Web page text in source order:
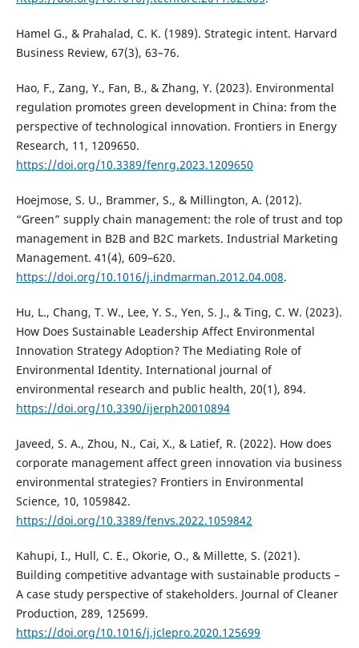
Hamel G., & Prahalad, C. K. (1989). Strategic intent. Harvard
Business Review, 67(3), 63–76.
Hao, F., Zang, Y., Fan, B., & Zhang, Y. (2023). Environmental
regulation promotes green development in China: from the
perspective of technological innovation. Frontiers in Energy
Research, 11, 1209650.
https://doi.org/10.3389/fenrg.2023.1209650
Hoejmose, S. U., Brammer, S., & Millington, A. (2012).
“Green” supply chain management: the role of trust and top
management in B2B and B2C markets. Industrial Marketing
Management. 41(4), 609–620.
https://doi.org/10.1016/j.indmarman.2012.04.008.
Hu, L., Chang, T. W., Lee, Y. S., Yen, S. J., & Ting, C. W. (2023).
How Does Sustainable Leadership Affect Environmental
Innovation Strategy Adoption? The Mediating Role of
Environmental Identity. International journal of
environmental research and public health, 20(1), 894.
https://doi.org/10.3390/ijerph20010894
Javeed, S. A., Zhou, N., Cai, X., & Latief, R. (2022). How does
corporate management affect green innovation via business
environmental strategies? Frontiers in Environmental
Science, 10, 1059842.
https://doi.org/10.3389/fenvs.2022.1059842
Kahupi, I., Hull, C. E., Okorie, O., & Millette, S. (2021).
Building competitive advantage with sustainable products –
A case study perspective of stakeholders. Journal of Cleaner
Production, 289, 125699.
https://doi.org/10.1016/j.jclepro.2020.125699